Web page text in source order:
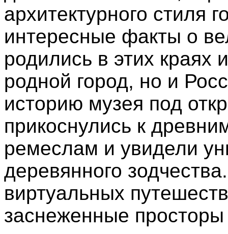
архитектурного стиля
интересные факты о
родились в этих краях
родной город, но и
историю музея под
прикоснулись к
ремеслам и увидели
деревянного
виртуальных
заснеженные